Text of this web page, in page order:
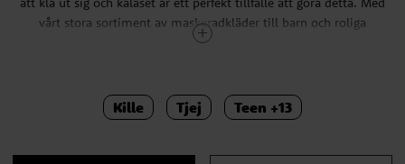
vårt stora sortiment av maskeradkläder till barn och roliga
maskeradtillbehör kan vi hjälpa dig att göra nästa kalas till något
Här har vi samlat de bästa maskeradkläderna för barn i många
olika kategorier. Vill ditt barn klä ut sig till en karaktär från sin
favoritspel? Då har vi massor av roliga alternativ att erbjuda. Bland
Kille Tjej Teen +13